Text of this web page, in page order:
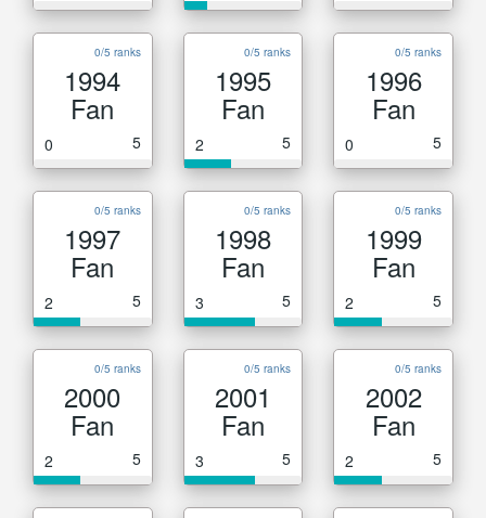
0/5 ranks
1994
Fan
0 5
0/5 ranks
1995
Fan
2 5
0/5 ranks
1996
Fan
0 5
0/5 ranks
1997
Fan
2 5
0/5 ranks
1998
Fan
3 5
0/5 ranks
1999
Fan
2 5
0/5 ranks
2000
Fan
2 5
0/5 ranks
2001
Fan
3 5
0/5 ranks
2002
Fan
2 5